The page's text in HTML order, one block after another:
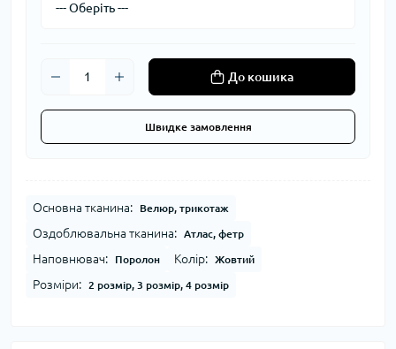
До кошика
Швидке замовлення
Основна тканина: Велюр, трикотаж
Оздоблювальна тканина: Атлас, фетр
Наповнювач: Поролон Колір: Жовтий
Розміри: 2 розмір, 3 розмір, 4 розмір